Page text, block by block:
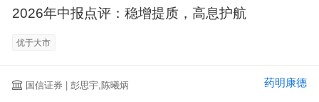
2026年中报点评：稳增提质，高息护航
优于大市
国信证券 | 彭思宇,陈曦炳 药明康德